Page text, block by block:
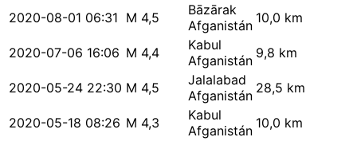
2020-08-01 06:31 M 4,5
Bāzārak
Afganistán 10,0 km
2020-07-06 16:06 M 4,4
Kabul
Afganistán 9,8 km
2020-05-24 22:30 M 4,5
Jalalabad
Afganistán 28,5 km
2020-05-18 08:26 M 4,3
Kabul
Afganistán 10,0 km